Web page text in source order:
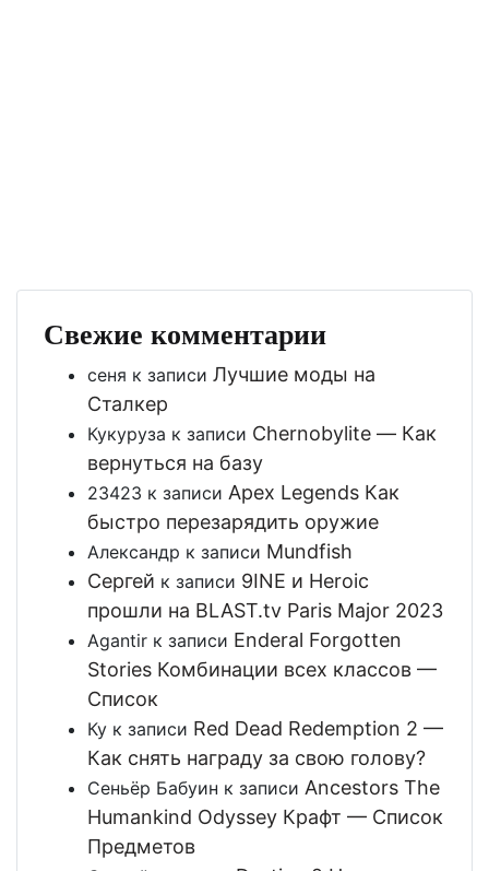
Свежие комментарии
сеня к записи Лучшие моды на
Сталкер
Кукуруза к записи Chernobylite — Как
вернуться на базу
23423 к записи Apex Legends Как
быстро перезарядить оружие
Александр к записи Mundfish
Сергей к записи 9INE и Heroic
прошли на BLAST.tv Paris Major 2023
Agantir к записи Enderal Forgotten
Stories Комбинации всех классов —
Список
Ку к записи Red Dead Redemption 2 —
Как снять награду за свою голову?
Сеньёр Бабуин к записи Ancestors The
Humankind Odyssey Крафт — Список
Предметов